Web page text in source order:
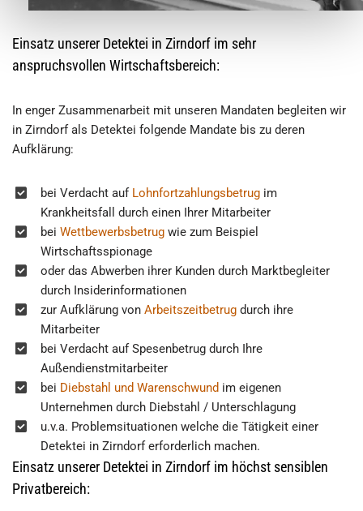
Einsatz unserer Detektei in Zirndorf im sehr
anspruchsvollen Wirtschaftsbereich:
In enger Zusammenarbeit mit unseren Mandaten begleiten wir
in Zirndorf als Detektei folgende Mandate bis zu deren
Aufklärung:
bei Verdacht auf Lohnfortzahlungsbetrug im
Krankheitsfall durch einen Ihrer Mitarbeiter
bei Wettbewerbsbetrug wie zum Beispiel
Wirtschaftsspionage
oder das Abwerben ihrer Kunden durch Marktbegleiter
durch Insiderinformationen
zur Aufklärung von Arbeitszeitbetrug durch ihre
Mitarbeiter
bei Verdacht auf Spesenbetrug durch Ihre
Außendienstmitarbeiter
bei Diebstahl und Warenschwund im eigenen
Unternehmen durch Diebstahl / Unterschlagung
u.v.a. Problemsituationen welche die Tätigkeit einer
Detektei in Zirndorf erforderlich machen.
Einsatz unserer Detektei in Zirndorf im höchst sensiblen
Privatbereich: